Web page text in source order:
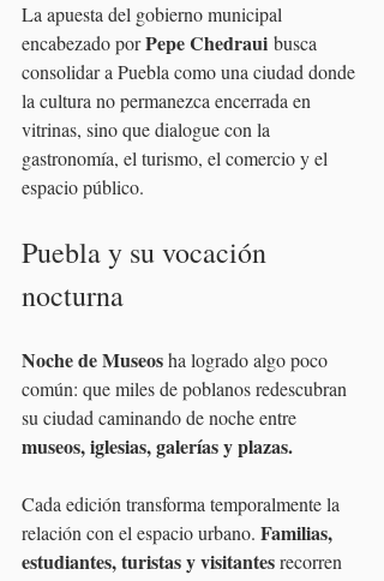
La apuesta del gobierno municipal
encabezado por Pepe Chedraui busca
consolidar a Puebla como una ciudad donde
la cultura no permanezca encerrada en
vitrinas, sino que dialogue con la
gastronomía, el turismo, el comercio y el
espacio público.
Puebla y su vocación
nocturna
Noche de Museos ha logrado algo poco
común: que miles de poblanos redescubran
su ciudad caminando de noche entre
museos, iglesias, galerías y plazas.
Cada edición transforma temporalmente la
relación con el espacio urbano. Familias,
estudiantes, turistas y visitantes recorren